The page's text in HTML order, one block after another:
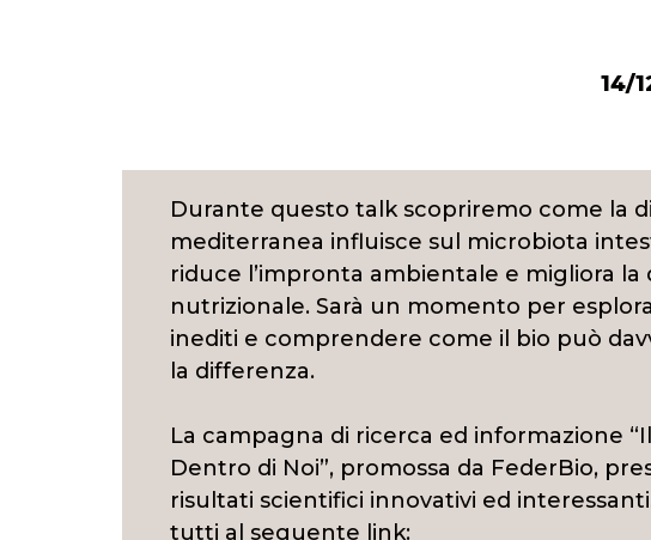
14/
Durante questo talk scopriremo come la
mediterranea influisce sul microbiota
riduce l’impronta ambientale e migliora la
nutrizionale. Sarà un momento per
inediti e comprendere come il bio può
la differenza.
La campagna di ricerca ed informazione
Dentro di Noi”, promossa da FederBio,
risultati scientifici innovativi ed
tutti al seguente link: